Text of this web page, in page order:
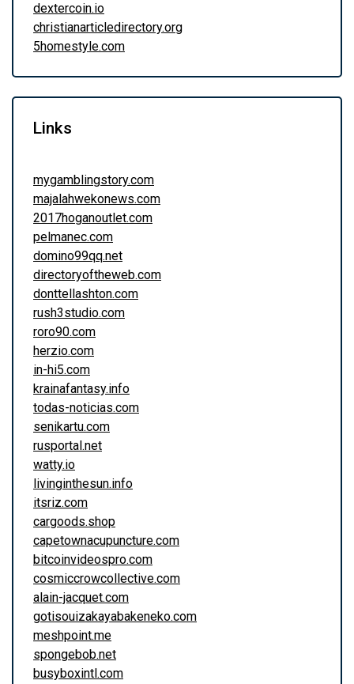
dextercoin.io
christianarticledirectory.org
5homestyle.com
Links
mygamblingstory.com
majalahwekonews.com
2017hoganoutlet.com
pelmanec.com
domino99qq.net
directoryoftheweb.com
donttellashton.com
rush3studio.com
roro90.com
herzio.com
in-hi5.com
krainafantasy.info
todas-noticias.com
senikartu.com
rusportal.net
watty.io
livinginthesun.info
itsriz.com
cargoods.shop
capetownacupuncture.com
bitcoinvideospro.com
cosmiccrowcollective.com
alain-jacquet.com
gotisouizakayabakeneko.com
meshpoint.me
spongebob.net
busyboxintl.com